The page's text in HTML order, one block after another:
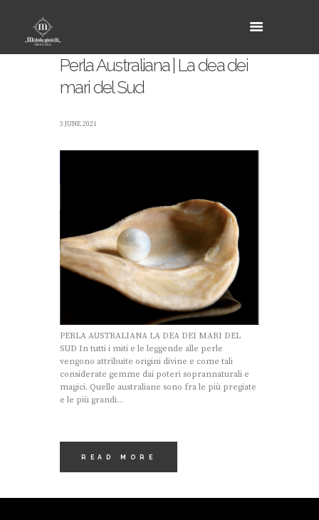
Perla Australiana | La dea dei
mari del Sud
3 JUNE 2021
PERLA AUSTRALIANA LA DEA DEI MARI DEL
SUD In tutti i miti e le leggende alle perle
vengono attribuite origini divine e come tali
considerate gemme dai poteri soprannaturali e
magici. Quelle australiane sono fra le più pregiate
e le più grandi...
READ MORE